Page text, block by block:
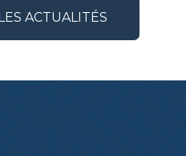
ACTUALITÉS